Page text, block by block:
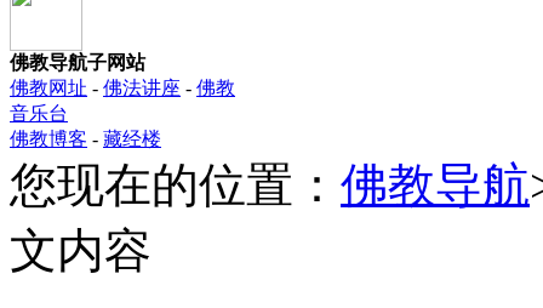
佛教导航子网站
佛教网址 - 佛法讲座 - 佛教
音乐台
佛教博客 - 藏经楼
您现在的位置： 佛教导航
文内容